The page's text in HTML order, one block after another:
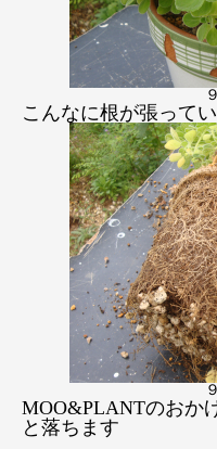
こんなに根が張ってい
MOO&PLANTのおか
と落ちます